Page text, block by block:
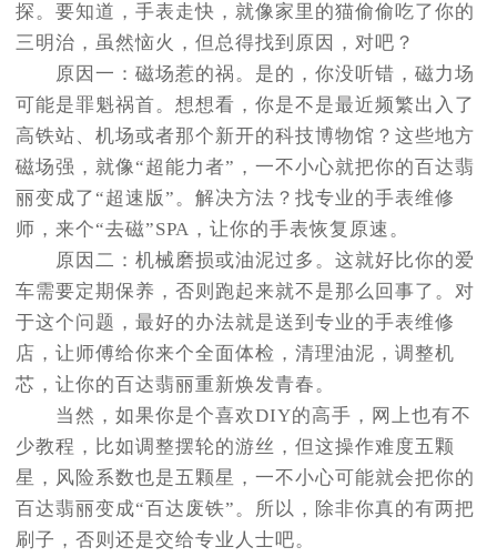
探。要知道，手表走快，就像家里的猫偷偷吃了你的
三明治，虽然恼火，但总得找到原因，对吧？
原因一：磁场惹的祸。是的，你没听错，磁力场
可能是罪魁祸首。想想看，你是不是最近频繁出入了
高铁站、机场或者那个新开的科技博物馆？这些地方
磁场强，就像“超能力者”，一不小心就把你的百达翡
丽变成了“超速版”。解决方法？找专业的手表维修
师，来个“去磁”SPA，让你的手表恢复原速。
原因二：机械磨损或油泥过多。这就好比你的爱
车需要定期保养，否则跑起来就不是那么回事了。对
于这个问题，最好的办法就是送到专业的手表维修
店，让师傅给你来个全面体检，清理油泥，调整机
芯，让你的百达翡丽重新焕发青春。
当然，如果你是个喜欢DIY的高手，网上也有不
少教程，比如调整摆轮的游丝，但这操作难度五颗
星，风险系数也是五颗星，一不小心可能就会把你的
百达翡丽变成“百达废铁”。所以，除非你真的有两把
刷子，否则还是交给专业人士吧。